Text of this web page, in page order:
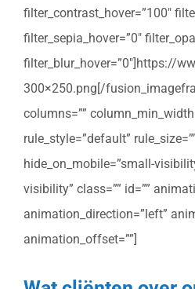
filter_contrast_hover=”100″
filter_sepia_hover=”0″
filter_blur_hover=”0″]https://
300×250.png[/
columns=””
rule_style=”default”
hide_on_mobile=”small-
visibility” class=”” id=””
animation_direction=”left”
animation_offset=””]